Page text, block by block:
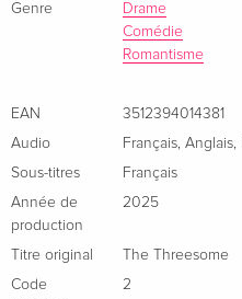
Genre
Drame
Comédie
Romantisme
EAN
3512394014381
Audio
Français, Anglais,
Sous-titres
Français
Année de
production
2025
Titre original
The Threesome
Code
2